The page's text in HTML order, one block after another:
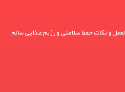
و نکات حفظ سلامتی و رژیم غذایی سالم